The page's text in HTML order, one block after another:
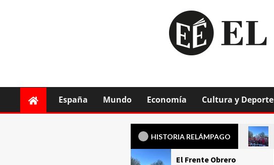
España Mundo Economía Cultura y Deporte
HISTORIA RELÁMPAGO
El Frente Obrero